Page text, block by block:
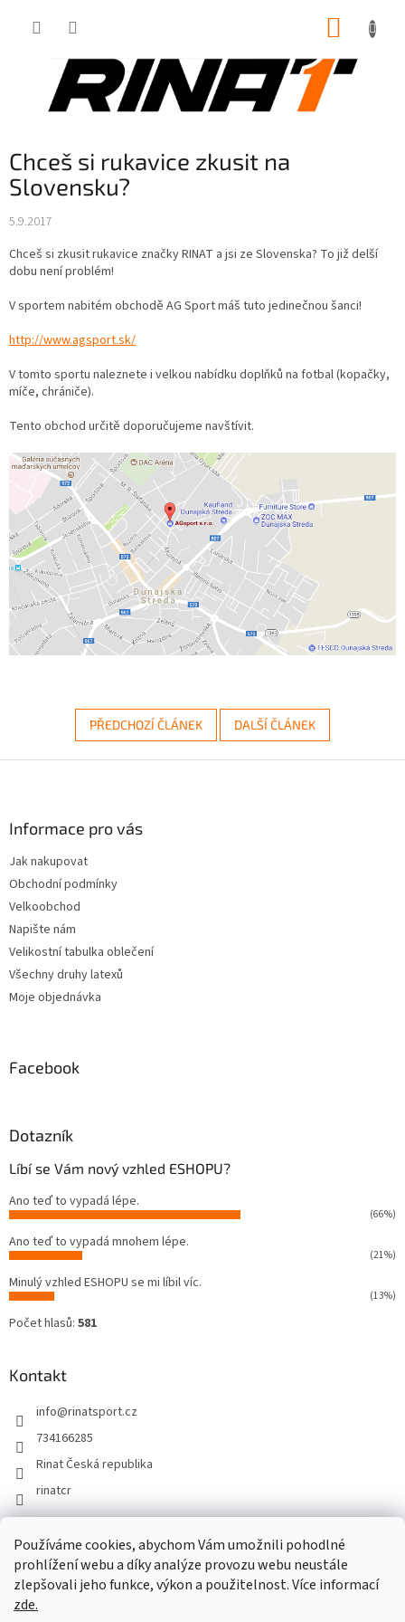
Používáme cookies, abychom Vám umožnili pohodlné
prohlížení webu a díky analýze provozu webu neustále
zlepšovali jeho funkce, výkon a použitelnost. Více informací
zde.
Chceš si rukavice zkusit na
Slovensku?
5.9.2017
Chceš si zkusit rukavice značky RINAT a jsi ze Slovenska? To již delší
dobu není problém!
V sportem nabitém obchodě AG Sport máš tuto jedinečnou šanci!
http://www.agsport.sk/
V tomto sportu naleznete i velkou nabídku doplňků na fotbal (kopačky,
míče, chrániče).
Tento obchod určitě doporučujeme navštívit.
PŘEDCHOZÍ ČLÁNEK DALŠÍ ČLÁNEK
Informace pro vás
Jak nakupovat
Obchodní podmínky
Velkoobchod
Napište nám
Velikostní tabulka oblečení
Všechny druhy latexů
Moje objednávka
Facebook
Dotazník
Líbí se Vám nový vzhled ESHOPU?
Ano teď to vypadá lépe.
(66%)
Ano teď to vypadá mnohem lépe.
(21%)
Minulý vzhled ESHOPU se mi líbil víc.
(13%)
Počet hlasů: 581
Kontakt
info@rinatsport.cz
734166285
Rinat Česká republika
rinatcr
Rinat Europe www.sport4outlet.cz